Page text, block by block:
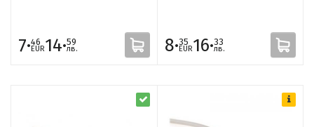
7·46
EUR14·59
лв. 8·35
EUR16·33
лв.